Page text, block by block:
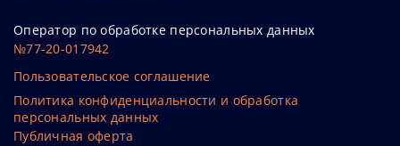
Оператор по обработке персональных данных
№77-20-017942
Пользовательское соглашение
Политика конфиденциальности и обработка
персональных данных
Публичная оферта